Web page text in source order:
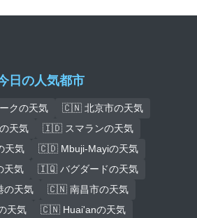
日の人気都市
クの天気
🇨🇳 北京市の天気
天気
🇮🇩 スマランの天気
天気
🇨🇩 Mbuji-Mayiの天気
気
🇮🇶 バグダードの天気
天気
🇨🇳 南昌市の天気
天気
🇨🇳 Huai'anの天気